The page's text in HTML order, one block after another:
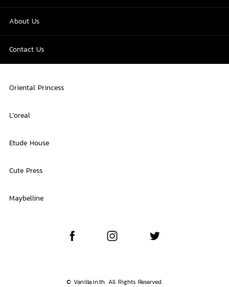
About Us
Contact Us
Oriental Princess
L'oreal
Etude House
Cute Press
Maybelline
© Vanilla.in.th. All Rights Reserved.